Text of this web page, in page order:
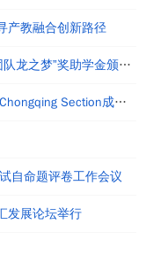
产教融合创新路径
重庆大学赴绿春县举行2021年“刘汉龙创新团队龙之梦”奖助学金颁发仪式
第二届系统智能与安全前沿学术论坛暨IEEE Chongqing Section成立仪式在重庆举办
自命题评卷工作会议
发展论坛举行